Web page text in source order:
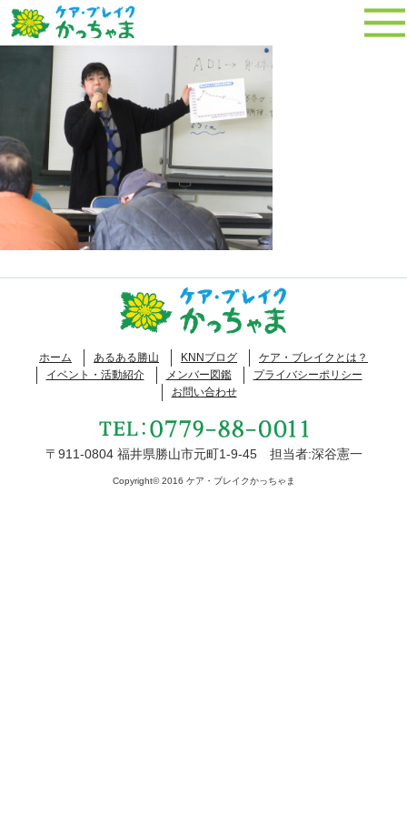
ホーム あるある勝山 KNNブログ
ケア・ブレイクとは？
イベント・活動紹介
メンバー図鑑
プライバシーポリシー
お問い合わせ
〒911-0804 福井県勝山市元町1-9-45 担当者:深谷憲一
Copyright© 2016 ケア・ブレイクかっちゃま